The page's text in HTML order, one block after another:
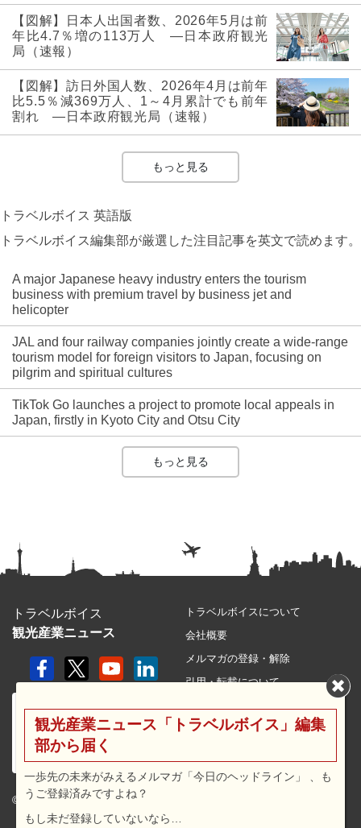
【図解】日本人出国者数、2026年5月は前
年比4.7％増の113万人 ―日本政府観光
局（速報）
【図解】訪日外国人数、2026年4月は前年
比5.5％減369万人、1～4月累計でも前年
割れ ―日本政府観光局（速報）
もっと見る
トラベルボイス 英語版
トラベルボイス編集部が厳選した注目記事を英文で読めます。
A major Japanese heavy industry enters the tourism
business with premium travel by business jet and
helicopter
JAL and four railway companies jointly create a wide-range
tourism model for foreign visitors to Japan, focusing on
pilgrim and spiritual cultures
TikTok Go launches a project to promote local appeals in
Japan, firstly in Kyoto City and Otsu City
もっと見る
トラベルボイス
観光産業ニュース
© 2026 travel voice.
トラベルボイスについて
会社概要
メルマガの登録・解除
引用・転載について
利用規約
広告メニュー・料金
観光産業ニュース「トラベルボイス」編集
部から届く
一歩先の未来がみえるメルマガ「今日のヘッドライン」 、も
うご登録済みですよね？
もし未だ登録していないなら…